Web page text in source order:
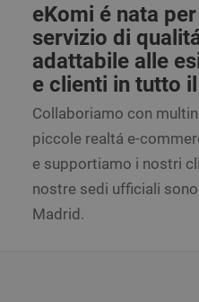
eKomi é nata
servizio di
adattabile alle
e clienti in tutto
Collaboriamo con
piccole realtá e-
e supportiamo i nostri
nostre sedi ufficiali
Madrid.